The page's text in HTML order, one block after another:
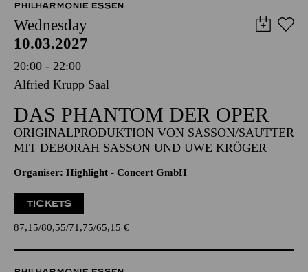
PHILHARMONIE ESSEN
Wednesday
10.03.2027
20:00 - 22:00
Alfried Krupp Saal
DAS PHANTOM DER OPER
ORIGINALPRODUKTION VON SASSON/SAUTTER
MIT DEBORAH SASSON UND UWE KRÖGER
Organiser: Highlight - Concert GmbH
TICKETS
87,15 80,55 71,75 65,15 €